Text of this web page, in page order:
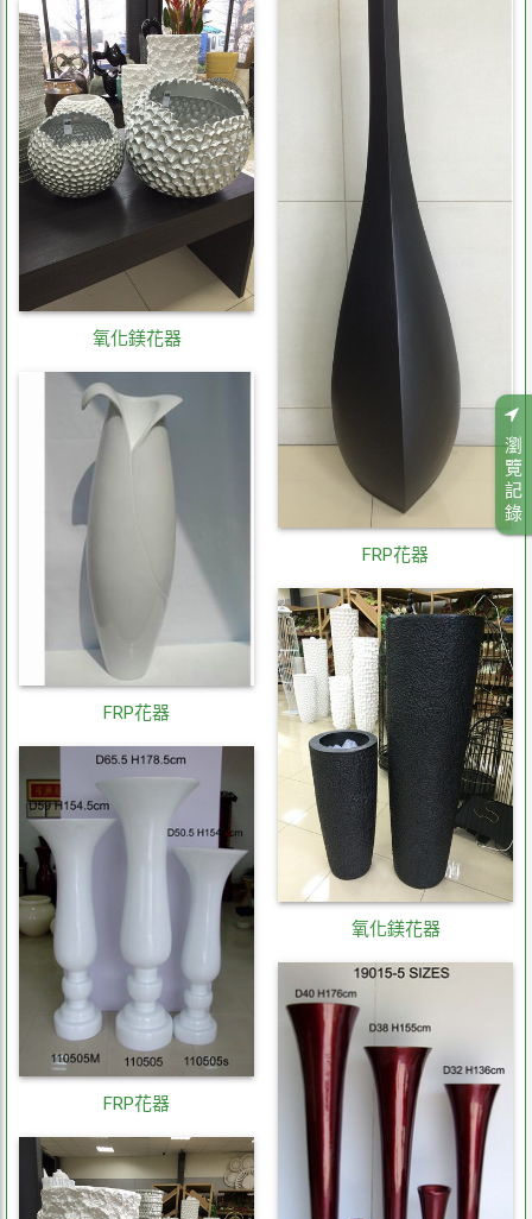
FRP花器
氧化鎂花器
FRP花器
氧化鎂花器
FRP花器
瀏
覽
記
錄